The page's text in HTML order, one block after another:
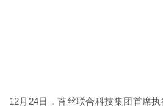
12月24日，苔丝联合科技集团首席